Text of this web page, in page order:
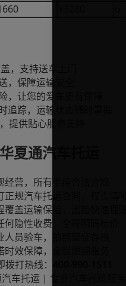
，支持送车上门
，保障运输安全
，让您的爱车更有保障
追踪，运输状态随时掌握
提供贴心服务支持
夏通汽车托运
经营，所有手续合法合规
正规汽车托运合同，权责清晰
覆盖运输保险，出险快速理赔
何隐性收费，全程明码标价
人员验车，拍照留证存档
时效保障，全程跟踪服务
拨打热线：
车托运| 专业汽车托运服务